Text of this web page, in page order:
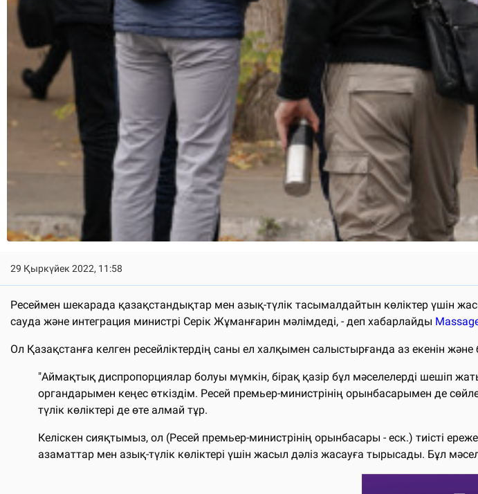
29 Қыркүйек 2022, 11:58
Ресеймен шекарада қазақстандықтар мен азық-түлік тасымалдайтын көліктер үшін
сауда және интеграция министрі Серік Жұманғарин мәлімдеді, - деп хабарлайды
Ол Қазақстанға келген ресейліктердің саны ел халқымен салыстырғанда аз екенін және
"Аймақтық диспропорциялар болуы мүмкін, бірақ қазір бұл мәселелерді шешіп
органдарымен кеңес өткіздім. Ресей премьер-министрінің орынбасарымен де
түлік көліктері де өте алмай тұр.
Келіскен сияқтымыз, ол (Ресей премьер-министрінің орынбасары - еск.) тиісті
азаматтар мен азық-түлік көліктері үшін жасыл дәліз жасауға тырысады. Бұл